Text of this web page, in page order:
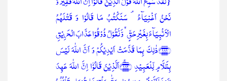
نَحۡنُ اَغۡنِیَآءُ ۘ سَنَکۡتُبُ مَا قَالُوۡا وَ قَتۡلَہُمُ
الۡاَنۡۢبِیَآءَ بِغَیۡرِ حَقٍّ ۙ وَّ نَقُوۡلُ ذُوۡقُوۡا عَذَابَ الۡحَرِیۡقِ
﴿۱۸۱﴾ذٰلِکَ بِمَا قَدَّمَتۡ اَیۡدِیۡکُمۡ وَ اَنَّ اللّٰہَ لَیۡسَ
بِظَلَّامٍ لِّلۡعَبِیۡدِ ﴿۱۸۲﴾ۚاَلَّذِیۡنَ قَالُوۡۤا اِنَّ اللّٰہَ عَہِدَ